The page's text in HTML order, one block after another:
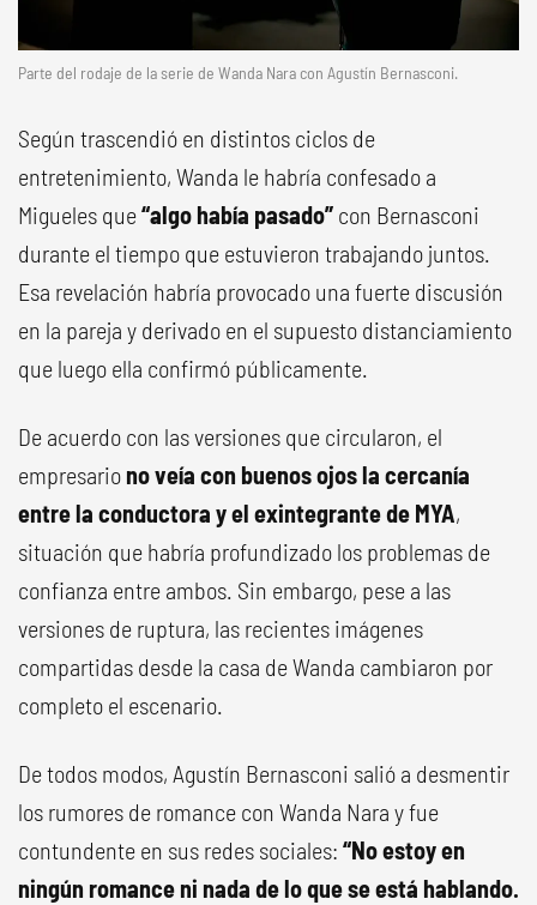
Parte del rodaje de la serie de Wanda Nara con Agustín Bernasconi.
Según trascendió en distintos ciclos de
entretenimiento, Wanda le habría confesado a
Migueles que“algo había pasado” con Bernasconi
durante el tiempo que estuvieron trabajando juntos.
Esa revelación habría provocado una fuerte discusión
en la pareja y derivado en el supuesto distanciamiento
que luego ella confirmó públicamente.
De acuerdo con las versiones que circularon, el
empresario no veía con buenos ojos la cercanía
entre la conductora y el exintegrante de MYA,
situación que habría profundizado los problemas de
confianza entre ambos. Sin embargo, pese a las
versiones de ruptura, las recientes imágenes
compartidas desde la casa de Wanda cambiaron por
completo el escenario.
De todos modos, Agustín Bernasconi salió a desmentir
los rumores de romance con Wanda Nara y fue
contundente en sus redes sociales: “No estoy en
ningún romance ni nada de lo que se está hablando.